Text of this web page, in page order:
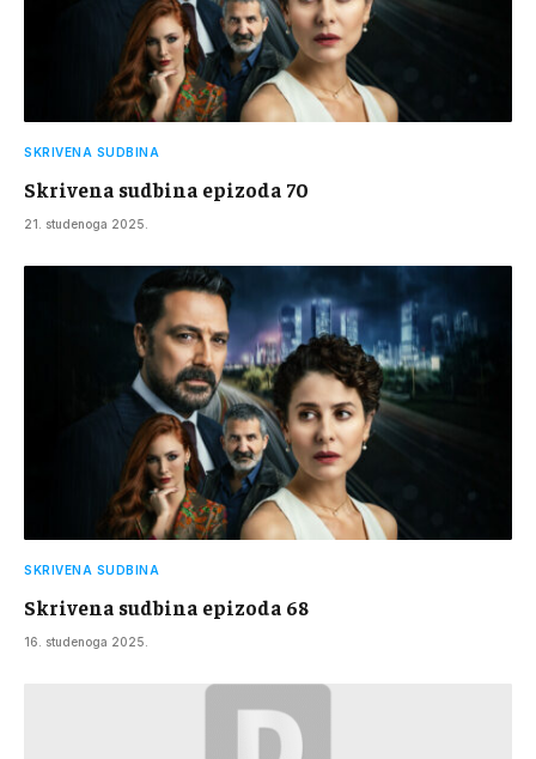
SKRIVENA SUDBINA
Skrivena sudbina epizoda 70
21. studenoga 2025.
SKRIVENA SUDBINA
Skrivena sudbina epizoda 68
16. studenoga 2025.